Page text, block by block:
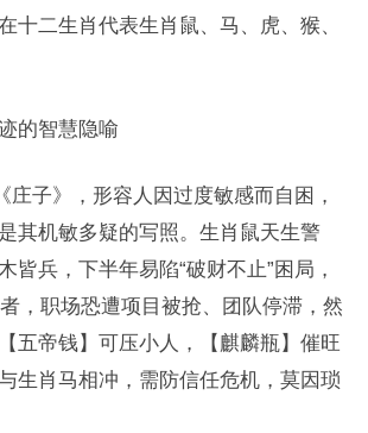
十二生肖代表生肖鼠、马、虎、猴、
的智慧隐喻
庄子》，形容人因过度敏感而自困，
其机敏多疑的写照。生肖鼠天生警
皆兵，下半年易陷“破财不止”困局，
，职场恐遭项目被抢、团队停滞，然
五帝钱】可压小人，【麒麟瓶】催旺
生肖马相冲，需防信任危机，莫因琐